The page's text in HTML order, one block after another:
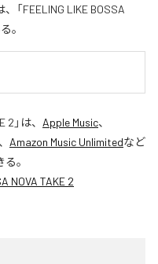
「FEELING LIKE BOSSA
。
2 」は、 Apple Music、
、 Amazon Music Unlimitedなど
。
NOVA TAKE 2